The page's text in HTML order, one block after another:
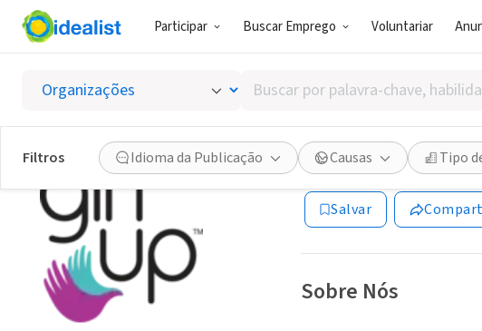
Participar Buscar Emprego Voluntariar
Buscar
por
palavra-
chave,
habilidades
ou
interesses
Filtros Idioma da Publicação Causas Tipo
Girl Up Brasil
São Paulo, SP, Brasil
Salvar
Sobre Nós